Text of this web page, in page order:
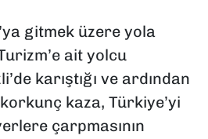
gitmek üzere yola
ait yolcu
karıştığı ve ardından
kaza, Türkiye’yi
çarpmasının